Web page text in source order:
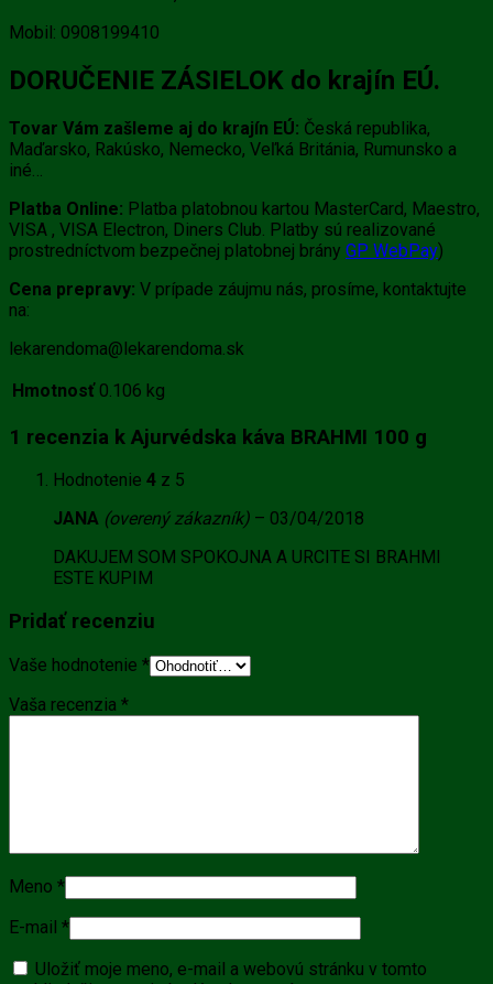
Mobil: 0908199410
DORUČENIE ZÁSIELOK do krajín EÚ.
Tovar Vám zašleme aj do krajín EÚ: Česká republika,
Maďarsko, Rakúsko, Nemecko, Veľká Británia, Rumunsko a
iné…
Platba Online: Platba platobnou kartou MasterCard, Maestro,
VISA , VISA Electron, Diners Club. Platby sú realizované
prostredníctvom bezpečnej platobnej brány GP WebPay)
Cena prepravy: V prípade záujmu nás, prosíme, kontaktujte
na:
lekarendoma@lekarendoma.sk
Hmotnosť 0.106 kg
1 recenzia k Ajurvédska káva BRAHMI 100 g
Hodnotenie 4 z 5
JANA (overený zákazník) – 03/04/2018
DAKUJEM SOM SPOKOJNA A URCITE SI BRAHMI
ESTE KUPIM
Pridať recenziu
Vaše hodnotenie *
Vaša recenzia *
Meno *
E-mail *
Uložiť moje meno, e-mail a webovú stránku v tomto